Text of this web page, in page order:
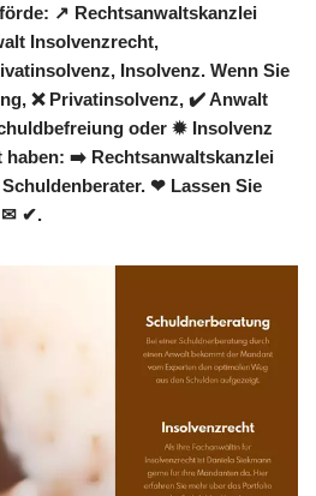
↗️ Rechtsanwaltskanzlei
Insolvenzrecht,
Insolvenz. Wenn Sie
❌ Privatinsolvenz, ✔️ Anwalt
oder ✹ Insolvenz
➡️ Rechtsanwaltskanzlei
❤ Lassen Sie
✉ ✔.